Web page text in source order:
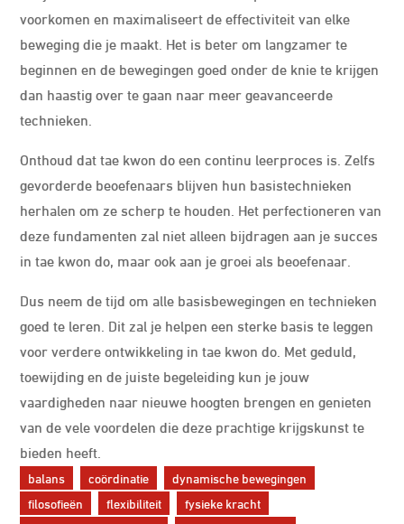
voorkomen en maximaliseert de effectiviteit van elke
beweging die je maakt. Het is beter om langzamer te
beginnen en de bewegingen goed onder de knie te krijgen
dan haastig over te gaan naar meer geavanceerde
technieken.
Onthoud dat tae kwon do een continu leerproces is. Zelfs
gevorderde beoefenaars blijven hun basistechnieken
herhalen om ze scherp te houden. Het perfectioneren van
deze fundamenten zal niet alleen bijdragen aan je succes
in tae kwon do, maar ook aan je groei als beoefenaar.
Dus neem de tijd om alle basisbewegingen en technieken
goed te leren. Dit zal je helpen een sterke basis te leggen
voor verdere ontwikkeling in tae kwon do. Met geduld,
toewijding en de juiste begeleiding kun je jouw
vaardigheden naar nieuwe hoogten brengen en genieten
van de vele voordelen die deze prachtige krijgskunst te
bieden heeft.
balans coördinatie
dynamische bewegingen
filosofieën
flexibiliteit
fysieke kracht